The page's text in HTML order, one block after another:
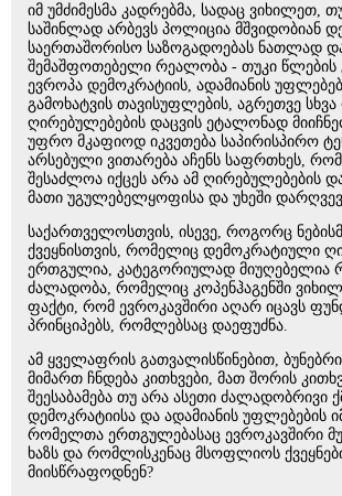
იმ უმძიმესმა კადრებმა, სადაც ვიხილეთ,
საშინლად არბევს პოლიცია მშვიდობიან
საერთაშორისო საზოგადოებას ნათლად
შემაშფოთებელი რეალობა - თუკი წლების
ევროპა დემოკრატიის, ადამიანის
გამოხატვის თავისუფლების, აგრეთვე
ღირებულებების დაცვის ეტალონად
უფრო მკაფიოდ იკვეთება საპირისპირო
არსებული ვითარება აჩენს საფრთხეს,
შესაძლოა იქცეს არა ამ ღირებულებების
მათი უგულებელყოფისა და უხეში
საქართველოსთვის, ისევე, როგორც
ქვეყნისთვის, რომელიც დემოკრატიული
ერთგულია, კატეგორიულად მიუღებელია
ძალადობა, რომელიც კოპენჰაგენში
ფაქტი, რომ ევროკავშირი აღარ იცავს
პრინციპებს, რომლებსაც დაეფუძნა.
ამ ყველაფრის გათვალისწინებით,
მიმართ ჩნდება კითხვები, მათ შორის
შეესაბამება თუ არა ასეთი ძალადობრივი
დემოკრატიისა და ადამიანის უფლებების
რომელთა ერთგულებასაც ევროკავშირი
ხაზს და რომლისკენაც მსოფლიოს
მიისწრაფოდნენ?